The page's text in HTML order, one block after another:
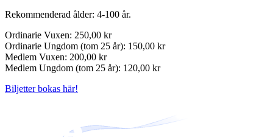
Rekommenderad ålder: 4-100 år.
Ordinarie Vuxen: 250,00 kr
Ordinarie Ungdom (tom 25 år): 150,00 kr
Medlem Vuxen: 200,00 kr
Medlem Ungdom (tom 25 år): 120,00 kr
Biljetter bokas här!